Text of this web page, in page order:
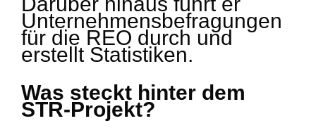
Unternehmensbefragungen
für die REO durch und
erstellt Statistiken.
Was steckt hinter dem
STR-Projekt?